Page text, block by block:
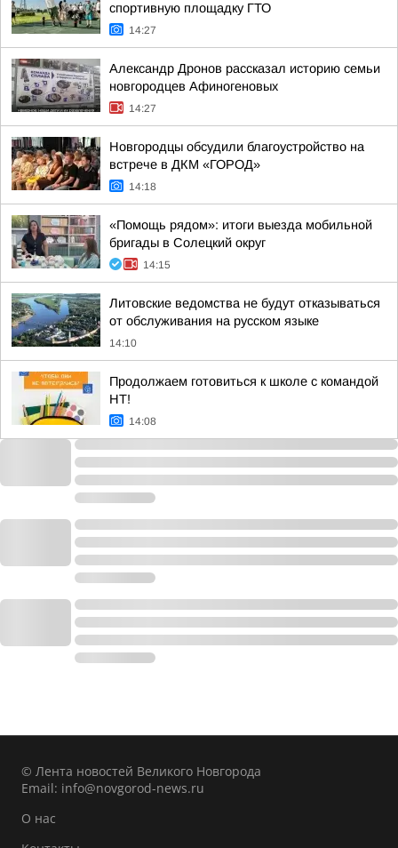
спортивную площадку ГТО
14:27
Александр Дронов рассказал историю семьи
новгородцев Афиногеновых
14:27
Новгородцы обсудили благоустройство на
встрече в ДКМ «ГОРОД»
14:18
«Помощь рядом»: итоги выезда мобильной
бригады в Солецкий округ
14:15
Литовские ведомства не будут отказываться
от обслуживания на русском языке
14:10
Продолжаем готовиться к школе с командой
НТ!
14:08
© Лента новостей Великого Новгорода
Email: info@novgorod-news.ru
О нас